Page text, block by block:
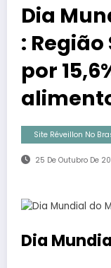
Dia
:
por
Site Réveillon No
25 De Outubro De
Dia